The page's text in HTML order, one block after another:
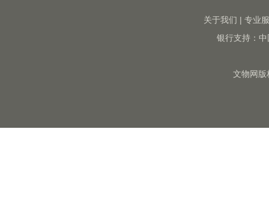
关于我们 | 专业
银行支持：
文物网